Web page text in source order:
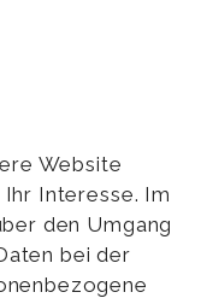
Website
Interesse. Im
den Umgang
bei der